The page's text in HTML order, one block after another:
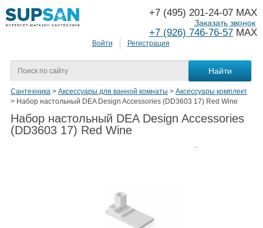
Войти Регистрация
+7 (495) 201-24-07 MAX
+7 (926) 746-76-57 MAX
Заказать звонок
Сантехника > Аксессуары для ванной комнаты > Аксессуары комплект
> Набор настольный DEA Design Accessories (DD3603 17) Red Wine
Набор настольный DEA Design Accessories
(DD3603 17) Red Wine